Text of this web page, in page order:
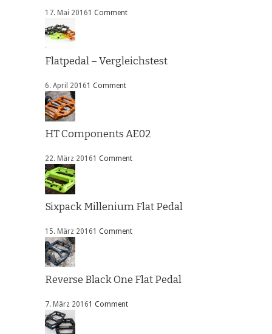
17. Mai 20161 Comment
Flatpedal – Vergleichstest
6. April 20161 Comment
HT Components AE02
22. März 20161 Comment
Sixpack Millenium Flat Pedal
15. März 20161 Comment
Reverse Black One Flat Pedal
7. März 20161 Comment